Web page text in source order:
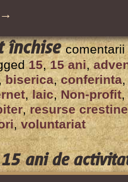
închisepentru
Aniversare:
Intercer
a
implinit
15
ani
de
activitate!
15,15 ani,
biserica,conferinta
,laic, Non-profit,
,resurse crestine
,voluntariat
ani de